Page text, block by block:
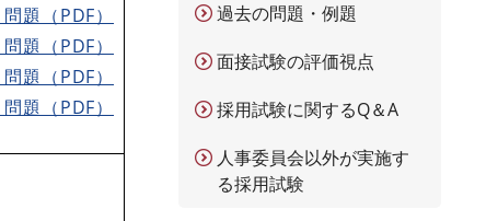
題（PDF）
題（PDF）
題（PDF）
題（PDF）
過去の問題・例題
面接試験の評価視点
採用試験に関するQ＆A
人事委員会以外が実施す
る採用試験